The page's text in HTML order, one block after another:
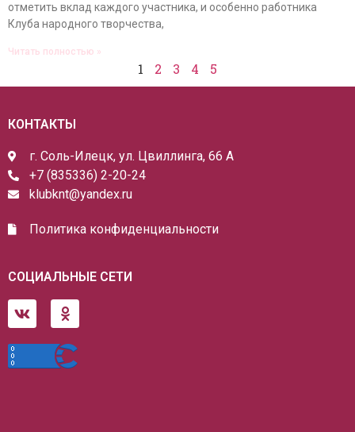
отметить вклад каждого участника, и особенно работника
Клуба народного творчества,
Читать полностью »
1 2 3 4 5
КОНТАКТЫ
г. Соль-Илецк, ул. Цвиллинга, 66 А
+7 (835336) 2-20-24
klubknt@yandex.ru
Политика конфиденциальности
СОЦИАЛЬНЫЕ СЕТИ